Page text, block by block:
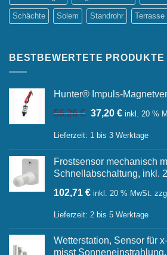
Schächte Solem Standrohr Terrasse
BESTBEWERTETE PRODUKTE
Hunter® Impuls-
56,26€ Ursprünglicher
war:
37,20 €Aktueller
ist:
inkl. 20 %
Lieferzeit: 1 bis 3 Werktage
Frostsensor mechanisch
Schnellabschaltung, inkl.
102,71 € inkl. 20 % MwSt.
Lieferzeit: 2 bis 5 Werktage
Wetterstation, Sensor für
misst